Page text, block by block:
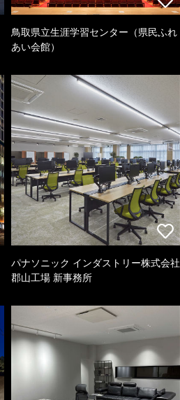
鳥取県立生涯学習センター（県民ふれ
あい会館）
パナソニック インダストリー株式会社
郡山工場 新事務所